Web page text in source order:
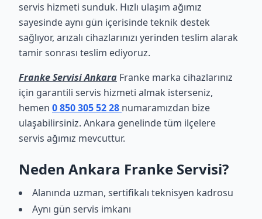
servis hizmeti sunduk. Hızlı ulaşım ağımız
sayesinde aynı gün içerisinde teknik destek
sağlıyor, arızalı cihazlarınızı yerinden teslim alarak
tamir sonrası teslim ediyoruz.
Franke Servisi Ankara Franke marka cihazlarınız
için garantili servis hizmeti almak isterseniz,
hemen 0 850 305 52 28 numaramızdan bize
ulaşabilirsiniz. Ankara genelinde tüm ilçelere
servis ağımız mevcuttur.
Neden Ankara Franke Servisi?
Alanında uzman, sertifikalı teknisyen kadrosu
Aynı gün servis imkanı